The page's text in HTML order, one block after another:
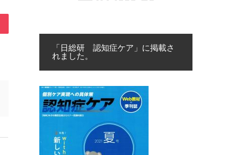
「日総研 認知症ケア」に掲載さ
れました。